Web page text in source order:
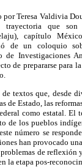
Teresa Valdivia
trayectoria que
capítulo
de un coloquio
Investigaciones
de prepararse para
textos que, desde
de Estado, las
como estatal. El
de los pueblos
número se
han provocado
de reflexión
la etapa pos-